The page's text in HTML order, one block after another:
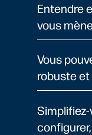
Entendre
vous
Vous
robuste
Simplifiez-